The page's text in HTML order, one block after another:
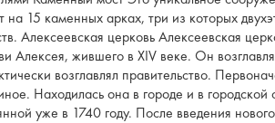
15 каменных арках, три из которых
Алексеевская церковь Алексеевская
Алексея, жившего в XIV веке. Он
возглавлял правительство.
Находилась она в городе и в
уже в 1740 году. После введения